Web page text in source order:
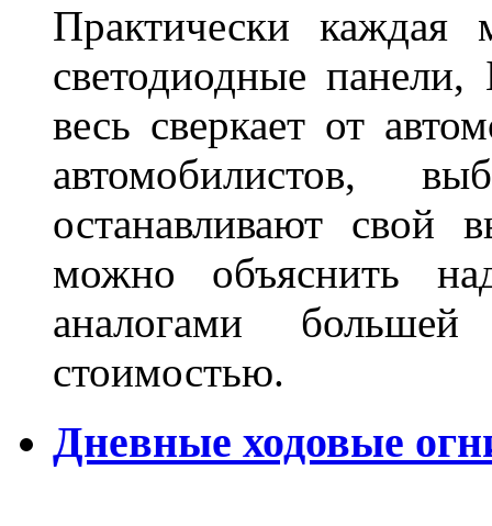
Практически каждая
светодиодные
весь сверкает от
автомобилистов,
останавливают
можно объяснить
аналогами
стоимостью.
Дневные ходовые